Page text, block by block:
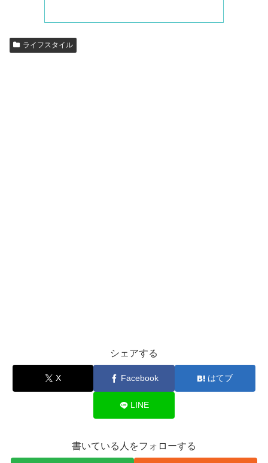
ライフスタイル
シェアする
X Facebook はてブ
LINE
書いている人をフォローする